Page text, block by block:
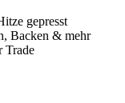
gepresst
Backen & mehr
Trade